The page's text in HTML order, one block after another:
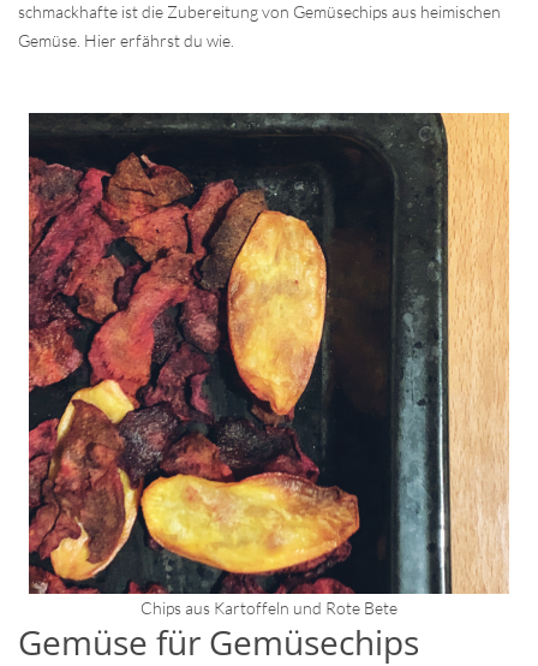
schmackhafte ist die Zubereitung von Gemüsechips aus heimischen
Gemüse. Hier erfährst du wie.
Chips aus Kartoffeln und Rote Bete
Gemüse für Gemüsechips